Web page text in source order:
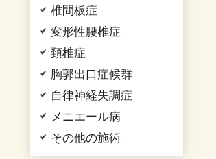
椎間板症
変形性腰椎症
頚椎症
胸郭出口症候群
自律神経失調症
メニエール病
その他の施術